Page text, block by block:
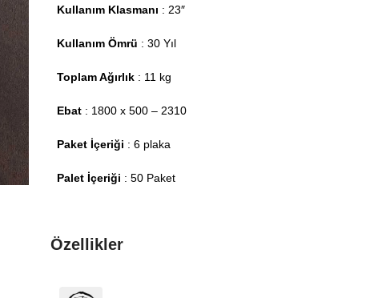
Kullanım Klasmanı : 23″
Kullanım Ömrü : 30 Yıl
Toplam Ağırlık : 11 kg
Ebat : 1800 x 500 – 2310
Paket İçeriği : 6 plaka
Palet İçeriği : 50 Paket
Özellikler